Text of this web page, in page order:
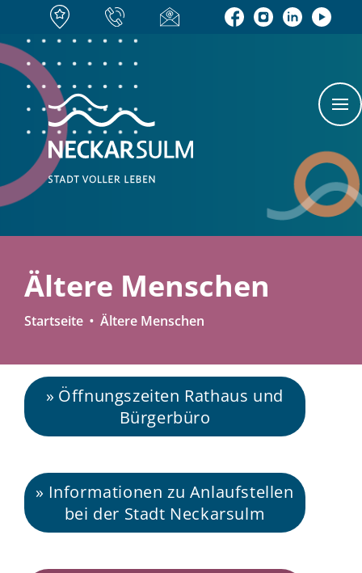
Ältere Menschen
Startseite Ältere Menschen
Öffnungszeiten Rathaus und
Bürgerbüro
Informationen zu Anlaufstellen
bei der Stadt Neckarsulm